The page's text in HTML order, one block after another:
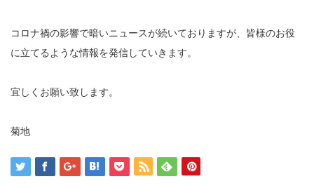
コロナ禍の影響で暗いニュースが続いておりますが、皆様のお役
に立てるような情報を発信していきます。
宜しくお願い致します。
菊地